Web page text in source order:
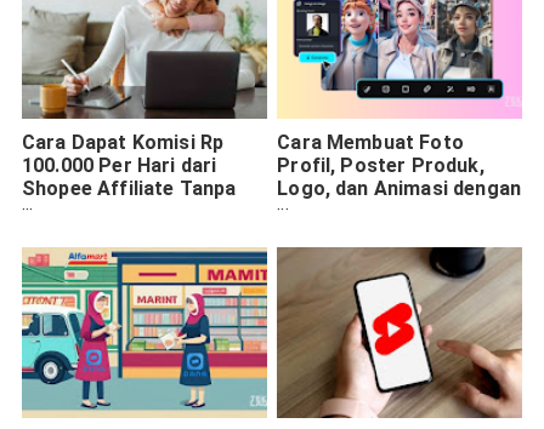
Cara Dapat Komisi Rp
100.000 Per Hari dari
Shopee Affiliate Tanpa
Jualan Produk
Cara Membuat Foto
Profil, Poster Produk,
Logo, dan Animasi dengan
Web AI